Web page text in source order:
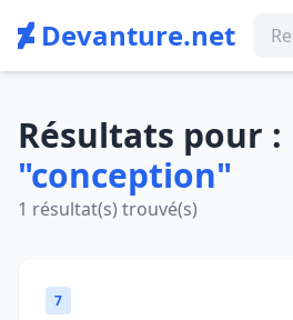
Devanture.net
Résultats pour :
"conception"
1 résultat(s) trouvé(s)
7